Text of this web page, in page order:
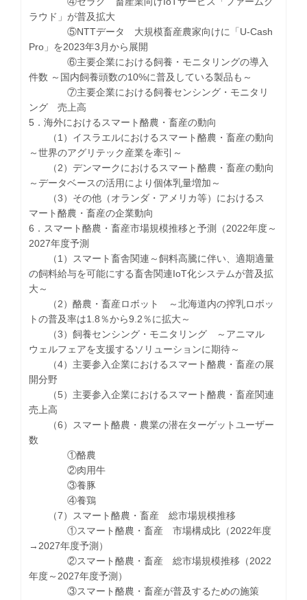
ラウド」が普及拡大
⑤NTTデータ 大規模畜産農家向けに「U-Cash
Pro」を2023年3月から展開
⑥主要企業における飼養・モニタリングの導入
件数 ～国内飼養頭数の10%に普及している製品も～
⑦主要企業における飼養センシング・モニタリ
ング 売上高
5．海外におけるスマート酪農・畜産の動向
（1）イスラエルにおけるスマート酪農・畜産の動向
～世界のアグリテック産業を牽引～
（2）デンマークにおけるスマート酪農・畜産の動向
～データベースの活用により個体乳量増加～
（3）その他（オランダ・アメリカ等）におけるス
マート酪農・畜産の企業動向
6．スマート酪農・畜産市場規模推移と予測（2022年度～
2027年度予測
（1）スマート畜舎関連～飼料高騰に伴い、適期適量
の飼料給与を可能にする畜舎関連IoT化システムが普及拡
大～
（2）酪農・畜産ロボット ～北海道内の搾乳ロボッ
トの普及率は1.8％から9.2％に拡大～
（3）飼養センシング・モニタリング ～アニマル
ウェルフェアを支援するソリューションに期待～
（4）主要参入企業におけるスマート酪農・畜産の展
開分野
（5）主要参入企業におけるスマート酪農・畜産関連
売上高
（6）スマート酪農・農業の潜在ターゲットユーザー
数
①酪農
②肉用牛
③養豚
④養鶏
（7）スマート酪農・畜産 総市場規模推移
①スマート酪農・畜産 市場構成比（2022年度
→2027年度予測）
②スマート酪農・畜産 総市場規模推移（2022
年度～2027年度予測）
③スマート酪農・畜産が普及するための施策